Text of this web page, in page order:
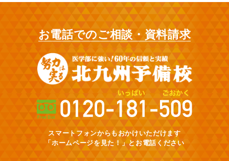
お電話でのご相談・資料請求
スマートフォンからもおかけいただけます
「ホームページを見た！」とお電話ください